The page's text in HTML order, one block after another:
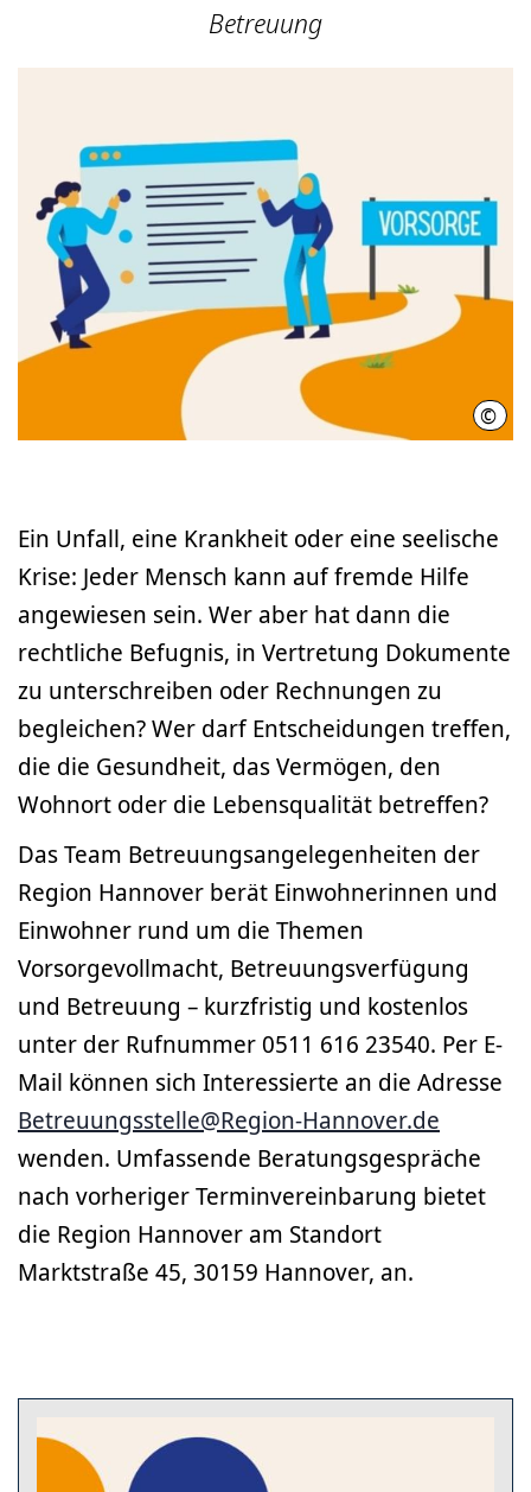
Betreuung
©
Ein Unfall, eine Krankheit oder eine seelische
Krise: Jeder Mensch kann auf fremde Hilfe
angewiesen sein. Wer aber hat dann die
rechtliche Befugnis, in Vertretung Dokumente
zu unterschreiben oder Rechnungen zu
begleichen? Wer darf Entscheidungen treffen,
die die Gesundheit, das Vermögen, den
Wohnort oder die Lebensqualität betreffen?
Das Team Betreuungsangelegenheiten der
Region Hannover berät Einwohnerinnen und
Einwohner rund um die Themen
Vorsorgevollmacht, Betreuungsverfügung
und Betreuung – kurzfristig und kostenlos
unter der Rufnummer 0511 616 23540. Per E-
Mail können sich Interessierte an die Adresse
Betreuungsstelle@Region-Hannover.de
wenden. Umfassende Beratungsgespräche
nach vorheriger Terminvereinbarung bietet
die Region Hannover am Standort
Marktstraße 45, 30159 Hannover, an.